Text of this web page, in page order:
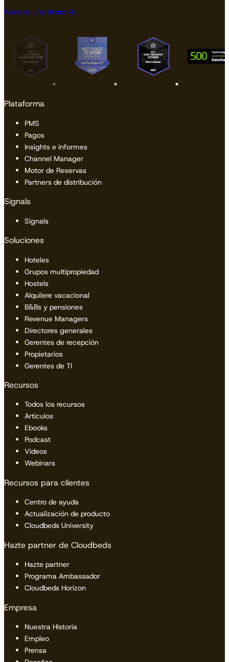
Reserva una demo
Plataforma
PMS
Pagos
Insights e informes
Channel Manager
Motor de Reservas
Partners de distribución
Signals
Signals
Soluciones
Hoteles
Grupos multipropiedad
Hostels
Alquilere vacacional
B&Bs y pensiones
Revenue Managers
Directores generales
Gerentes de recepción
Propietarios
Gerentes de TI
Recursos
Todos los recursos
Artículos
Ebooks
Podcast
Videos
Webinars
Recursos para clientes
Centro de ayuda
Actualización de producto
Cloudbeds University
Hazte partner de Cloudbeds
Hazte partner
Programa Ambassador
Cloudbeds Horizon
Empresa
Nuestra Historia
Empleo
Prensa